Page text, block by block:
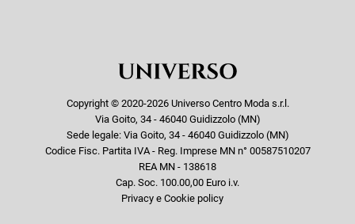
Copyright © 2020-2026 Universo Centro Moda s.r.l.
Via Goito, 34 - 46040 Guidizzolo (MN)
Sede legale: Via Goito, 34 - 46040 Guidizzolo (MN)
Codice Fisc. Partita IVA - Reg. Imprese MN n° 00587510207
REA MN - 138618
Cap. Soc. 100.00,00 Euro i.v.
Privacy e Cookie policy